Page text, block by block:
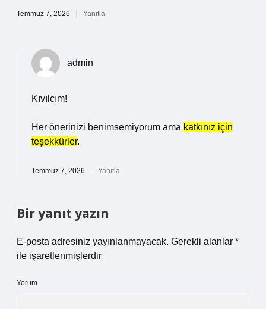
Temmuz 7, 2026 Yanıtla
admin
Kıvılcım!
Her önerinizi benimsemiyorum ama katkınız için
teşekkürler.
Temmuz 7, 2026 Yanıtla
Bir yanıt yazın
E-posta adresiniz yayınlanmayacak. Gerekli alanlar *
ile işaretlenmişlerdir
Yorum